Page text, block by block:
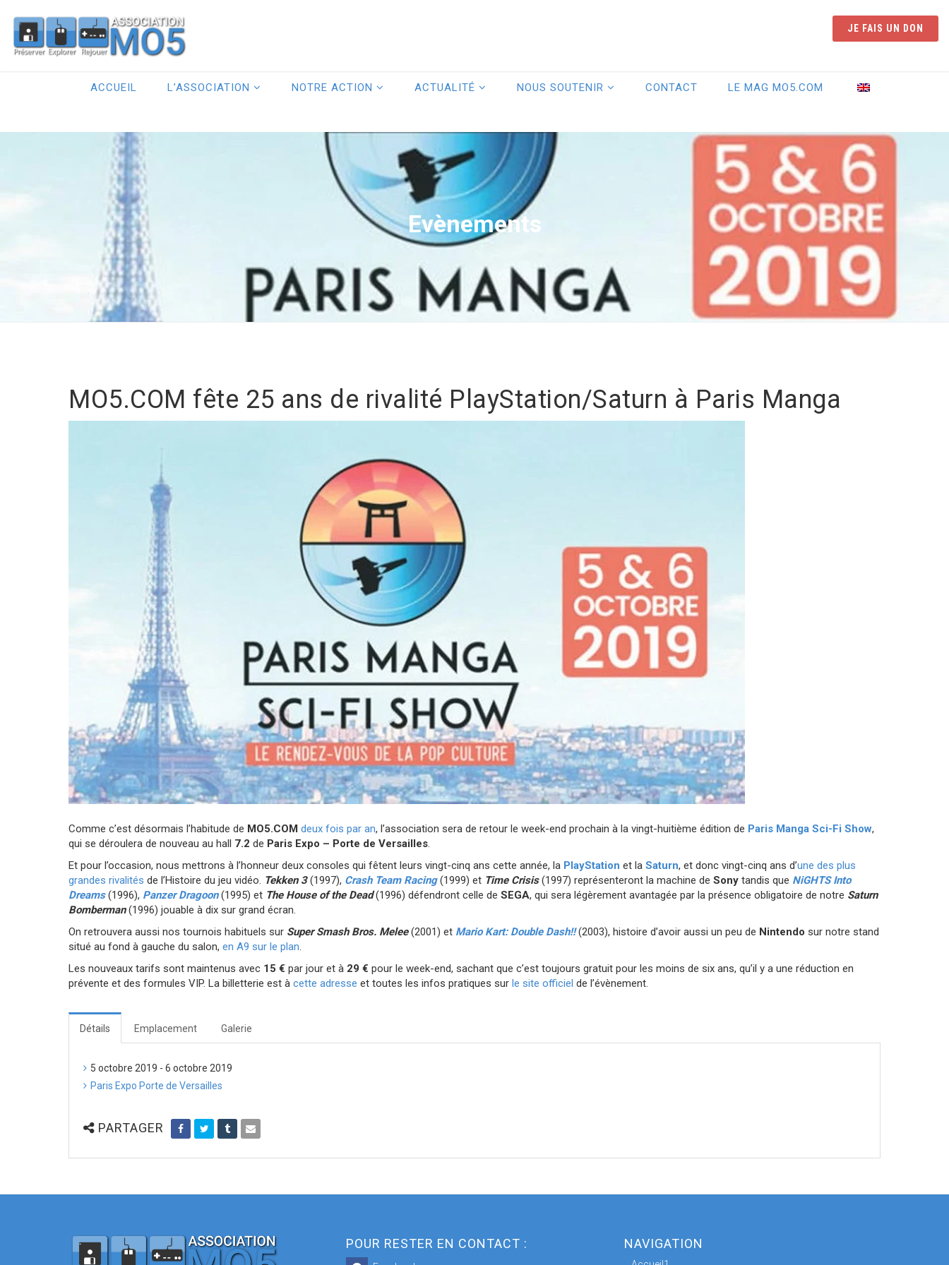
JE FAIS UN DON
ACCUEIL L’ASSOCIATION NOTRE ACTION ACTUALITÉ NOUS SOUTENIR CONTACT LE MAG MO5.COM
Evènements
MO5.COM fête 25 ans de rivalité PlayStation/Saturn à Paris Manga
Comme c’est désormais l’habitude de MO5.COM deux fois par an, l’association sera de retour le week-end prochain à la vingt-huitième édition de Paris Manga Sci-Fi Show,
qui se déroulera de nouveau au hall 7.2 de Paris Expo – Porte de Versailles.
Et pour l’occasion, nous mettrons à l’honneur deux consoles qui fêtent leurs vingt-cinq ans cette année, la PlayStation et la Saturn, et donc vingt-cinq ans d’une des plus
grandes rivalités de l’Histoire du jeu vidéo. Tekken 3(1997), Crash Team Racing(1999) et Time Crisis(1997) représenteront la machine de Sony tandis que NiGHTS Into
Dreams(1996), Panzer Dragoon(1995) et The House of the Dead(1996) défendront celle de SEGA, qui sera légèrement avantagée par la présence obligatoire de notre Saturn
Bomberman(1996) jouable à dix sur grand écran.
On retrouvera aussi nos tournois habituels sur Super Smash Bros. Melee(2001) et Mario Kart: Double Dash!!(2003), histoire d’avoir aussi un peu de Nintendo sur notre stand
situé au fond à gauche du salon, en A9 sur le plan.
Les nouveaux tarifs sont maintenus avec 15 € par jour et à 29 € pour le week-end, sachant que c’est toujours gratuit pour les moins de six ans, qu’il y a une réduction en
prévente et des formules VIP. La billetterie est à cette adresse et toutes les infos pratiques sur le site officiel de l’évènement.
Détails Emplacement Galerie
5 octobre 2019 - 6 octobre 2019
Paris Expo Porte de Versailles
PARTAGER
POUR RESTER EN CONTACT : NAVIGATION